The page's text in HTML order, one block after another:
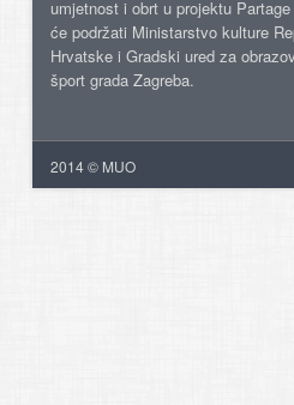
umjetnost i obrt u projektu
će podržati Ministarstvo kulture
Hrvatske i Gradski ured za
šport grada Zagreba.
2014 © MUO